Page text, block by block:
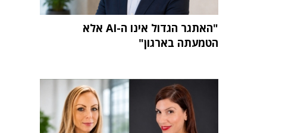
"האתגר הגדול אינו ה-AI אלא
הטמעתה בארגון"